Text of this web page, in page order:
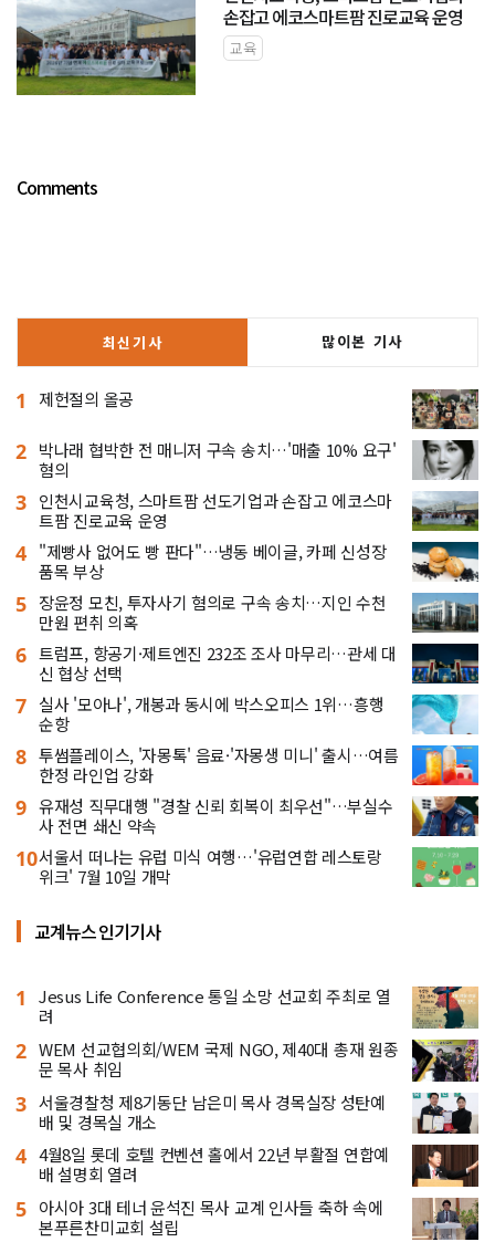
손잡고 에코스마트팜 진로교육 운영
교육
Comments
최신기사 많이본 기사
1 제헌절의 올공
2 박나래 협박한 전 매니저 구속 송치…'매출 10% 요구'
혐의
3 인천시교육청, 스마트팜 선도기업과 손잡고 에코스마
트팜 진로교육 운영
4 "제빵사 없어도 빵 판다"…냉동 베이글, 카페 신성장
품목 부상
5 장윤정 모친, 투자사기 혐의로 구속 송치…지인 수천
만원 편취 의혹
6 트럼프, 항공기·제트엔진 232조 조사 마무리…관세 대
신 협상 선택
7 실사 '모아나', 개봉과 동시에 박스오피스 1위…흥행
순항
8 투썸플레이스, '자몽톡' 음료·'자몽생 미니' 출시…여름
한정 라인업 강화
9 유재성 직무대행 "경찰 신뢰 회복이 최우선"…부실수
사 전면 쇄신 약속
10서울서 떠나는 유럽 미식 여행…'유럽연합 레스토랑
위크' 7월 10일 개막
교계뉴스 인기기사
1
Jesus Life Conference 통일 소망 선교회 주최로 열
려
2 WEM 선교협의회/WEM 국제 NGO, 제40대 총재 원종
문 목사 취임
3 서울경찰청 제8기동단 남은미 목사 경목실장 성탄예
배 및 경목실 개소
4 4월8일 롯데 호텔 컨벤션 홀에서 22년 부활절 연합예
배 설명회 열려
5 아시아 3대 테너 윤석진 목사 교계 인사들 축하 속에
본푸른찬미교회 설립